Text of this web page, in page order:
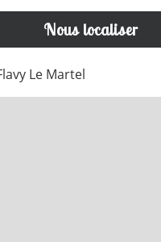
Nous localiser
Le Martel